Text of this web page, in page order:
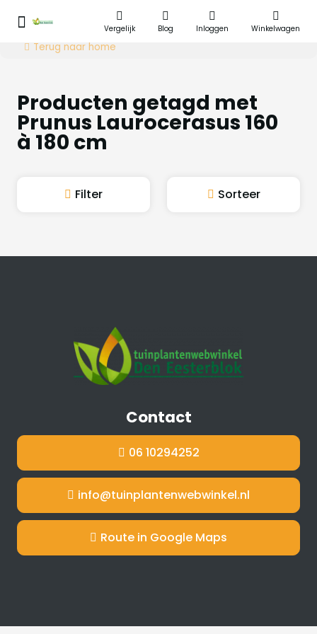
Vergelijk Blog Inloggen Winkelwagen
Terug naar home
Producten getagd met
Prunus Laurocerasus 160
à 180 cm
Filter Sorteer
Contact
06 10294252
info@tuinplantenwebwinkel.nl
Route in Google Maps